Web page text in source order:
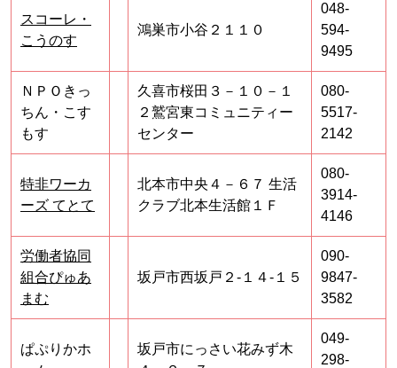
スコーレ・
こうのす
鴻巣市小谷２１１０
048-
594-
9495
ＮＰＯきっ
ちん・こす
もす
久喜市桜田３－１０－１
２鷲宮東コミュニティー
センター
080-
5517-
2142
特非ワーカ
ーズ てとて
北本市中央４－６７ 生活
クラブ北本生活館１Ｆ
080-
3914-
4146
労働者協同
組合ぴゅあ
まむ
坂戸市西坂戸２‐１４‐１５
090-
9847-
3582
ぱぷりかホ
坂戸市にっさい花みず木
049-
298-